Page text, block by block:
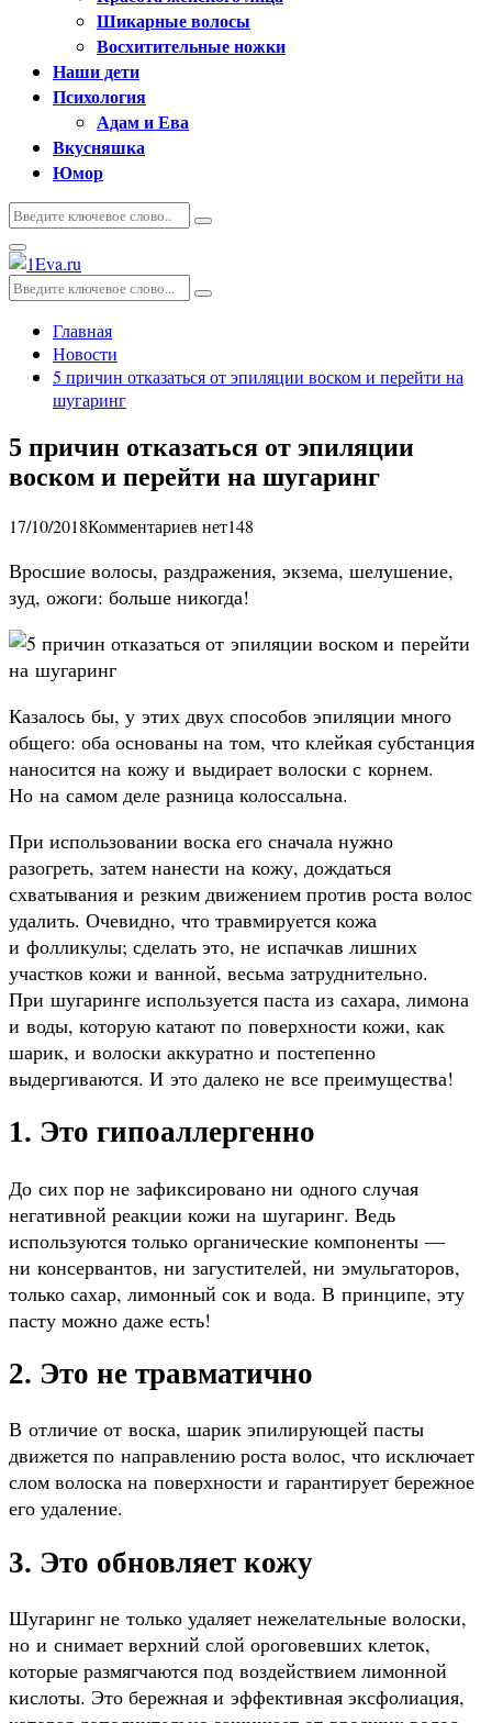
Шикарные волосы
Восхитительные ножки
Наши дети
Психология
Адам и Ева
Вкусняшка
Юмор
Искать:
Поиск
Основное
меню
Искать:
Поиск
Главная
Новости
5 причин отказаться от эпиляции воском и перейти на
шугаринг
5 причин отказаться от эпиляции
воском и перейти на шугаринг
17/10/2018Комментариев нет148
Вросшие волосы, раздражения, экзема, шелушение,
зуд, ожоги: больше никогда!
Казалось бы, у этих двух способов эпиляции много
общего: оба основаны на том, что клейкая субстанция
наносится на кожу и выдирает волоски с корнем.
Но на самом деле разница колоссальна.
При использовании воска его сначала нужно
разогреть, затем нанести на кожу, дождаться
схватывания и резким движением против роста волос
удалить. Очевидно, что травмируется кожа
и фолликулы; сделать это, не испачкав лишних
участков кожи и ванной, весьма затруднительно.
При шугаринге используется паста из сахара, лимона
и воды, которую катают по поверхности кожи, как
шарик, и волоски аккуратно и постепенно
выдергиваются. И это далеко не все преимущества!
1. Это гипоаллергенно
До сих пор не зафиксировано ни одного случая
негативной реакции кожи на шугаринг. Ведь
используются только органические компоненты —
ни консервантов, ни загустителей, ни эмульгаторов,
только сахар, лимонный сок и вода. В принципе, эту
пасту можно даже есть!
2. Это не травматично
В отличие от воска, шарик эпилирующей пасты
движется по направлению роста волос, что исключает
слом волоска на поверхности и гарантирует бережное
его удаление.
3. Это обновляет кожу
Шугаринг не только удаляет нежелательные волоски,
но и снимает верхний слой ороговевших клеток,
которые размягчаются под воздействием лимонной
кислоты. Это бережная и эффективная эксфолиация,